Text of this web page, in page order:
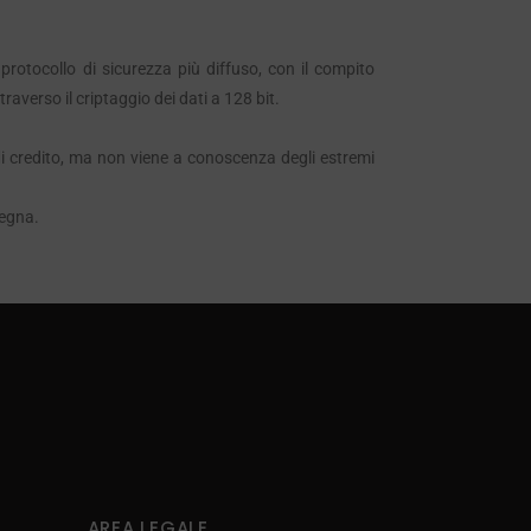
di sicurezza più diffuso, con il compito
il criptaggio dei dati a 128 bit.
ma non viene a conoscenza degli estremi